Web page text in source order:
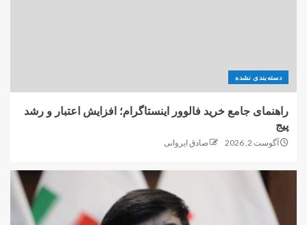
دسته‌بندی نشده
راهنمای جامع خرید فالوور اینستاگرام؛ افزایش اعتبار و رشد
پیج
آگوست 2, 2026 صادق ایروانی